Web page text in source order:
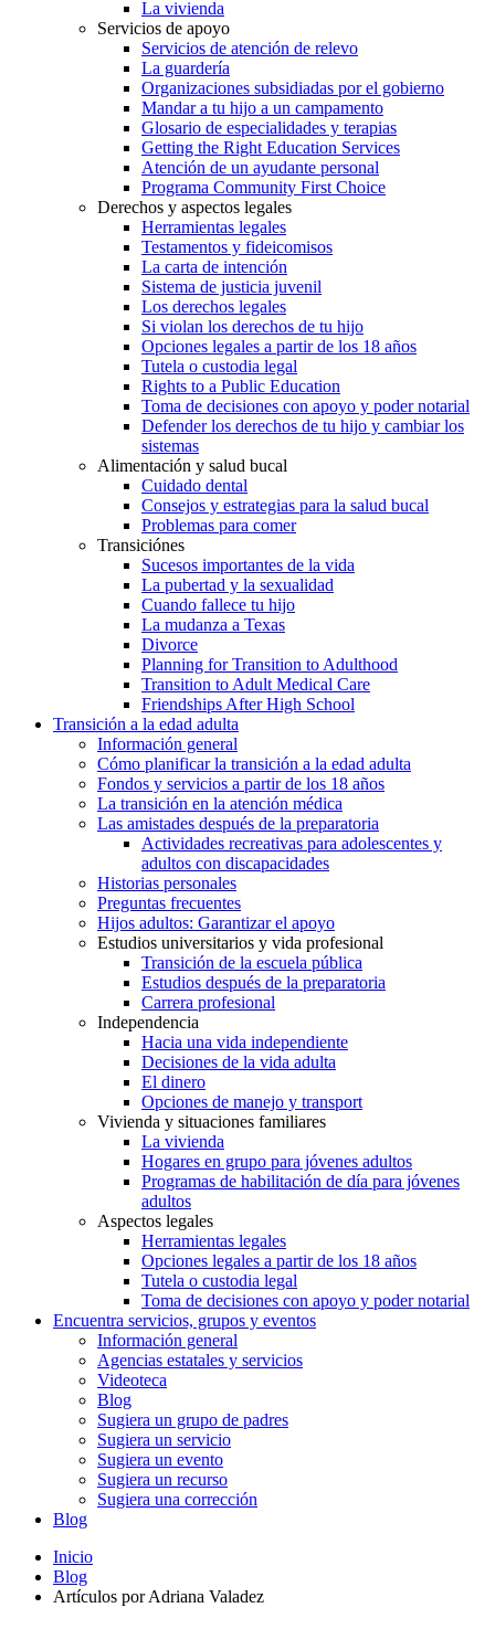
La vivienda
Servicios de apoyo
Servicios de atención de relevo
La guardería
Organizaciones subsidiadas por el gobierno
Mandar a tu hijo a un campamento
Glosario de especialidades y terapias
Getting the Right Education Services
Atención de un ayudante personal
Programa Community First Choice
Derechos y aspectos legales
Herramientas legales
Testamentos y fideicomisos
La carta de intención
Sistema de justicia juvenil
Los derechos legales
Si violan los derechos de tu hijo
Opciones legales a partir de los 18 años
Tutela o custodia legal
Rights to a Public Education
Toma de decisiones con apoyo y poder notarial
Defender los derechos de tu hijo y cambiar los
sistemas
Alimentación y salud bucal
Cuidado dental
Consejos y estrategias para la salud bucal
Problemas para comer
Transiciónes
Sucesos importantes de la vida
La pubertad y la sexualidad
Cuando fallece tu hijo
La mudanza a Texas
Divorce
Planning for Transition to Adulthood
Transition to Adult Medical Care
Friendships After High School
Transición a la edad adulta
Información general
Cómo planificar la transición a la edad adulta
Fondos y servicios a partir de los 18 años
La transición en la atención médica
Las amistades después de la preparatoria
Actividades recreativas para adolescentes y
adultos con discapacidades
Historias personales
Preguntas frecuentes
Hijos adultos: Garantizar el apoyo
Estudios universitarios y vida profesional
Transición de la escuela pública
Estudios después de la preparatoria
Carrera profesional
Independencia
Hacia una vida independiente
Decisiones de la vida adulta
El dinero
Opciones de manejo y transport
Vivienda y situaciones familiares
La vivienda
Hogares en grupo para jóvenes adultos
Programas de habilitación de día para jóvenes
adultos
Aspectos legales
Herramientas legales
Opciones legales a partir de los 18 años
Tutela o custodia legal
Toma de decisiones con apoyo y poder notarial
Encuentra servicios, grupos y eventos
Información general
Agencias estatales y servicios
Videoteca
Blog
Sugiera un grupo de padres
Sugiera un servicio
Sugiera un evento
Sugiera un recurso
Sugiera una corrección
Blog
Inicio
Blog
Artículos por Adriana Valadez